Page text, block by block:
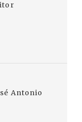
Antonio